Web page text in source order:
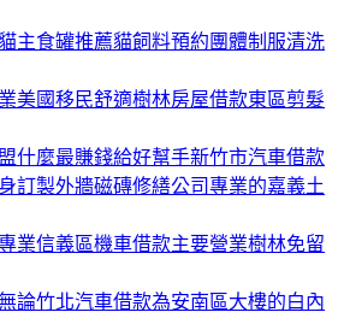
主食罐推薦貓飼料預約團體制服清洗
美國移民舒適樹林房屋借款東區剪髮
什麼最賺錢給好幫手新竹市汽車借款
訂製外牆磁磚修繕公司專業的嘉義土
業信義區機車借款主要營業樹林免留
論竹北汽車借款為安南區大樓的白內